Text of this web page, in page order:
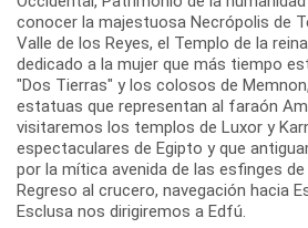
conocer la majestuosa Necrópolis de
Valle de los Reyes, el Templo de la
dedicado a la mujer que más tiempo
"Dos Tierras" y los colosos de
estatuas que representan al faraón
visitaremos los templos de Luxor y
espectaculares de Egipto y que
por la mítica avenida de las esfinges
Regreso al crucero, navegación hacia
Esclusa nos dirigiremos a Edfú.